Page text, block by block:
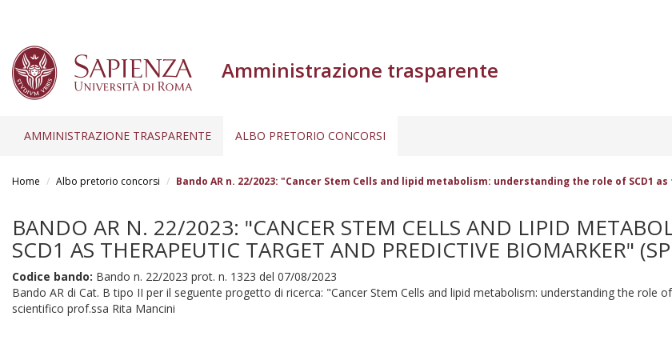
Amministrazione trasparente
AMMINISTRAZIONE TRASPARENTE ALBO PRETORIO CONCORSI
Home Albo pretorio concorsi Bando AR n. 22/2023: "Cancer Stem Cells and lipid metabolism: understanding the role of SCD1
BANDO AR N. 22/2023: "CANCER STEM CELLS AND LIPID
SCD1 AS THERAPEUTIC TARGET AND PREDICTIVE BIOMARKER"
Codice bando: Bando n. 22/2023 prot. n. 1323 del 07/08/2023
Bando AR di Cat. B tipo II per il seguente progetto di ricerca: "Cancer Stem Cells and lipid metabolism: understanding the role
scientifico prof.ssa Rita Mancini